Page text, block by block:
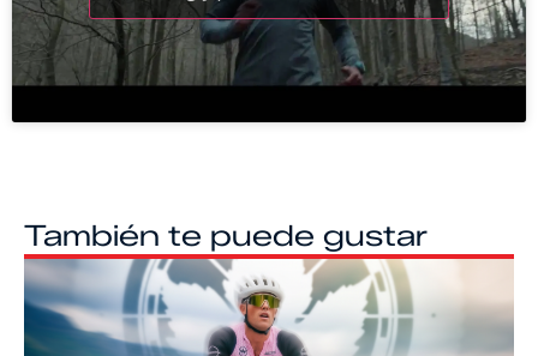
También te puede gustar